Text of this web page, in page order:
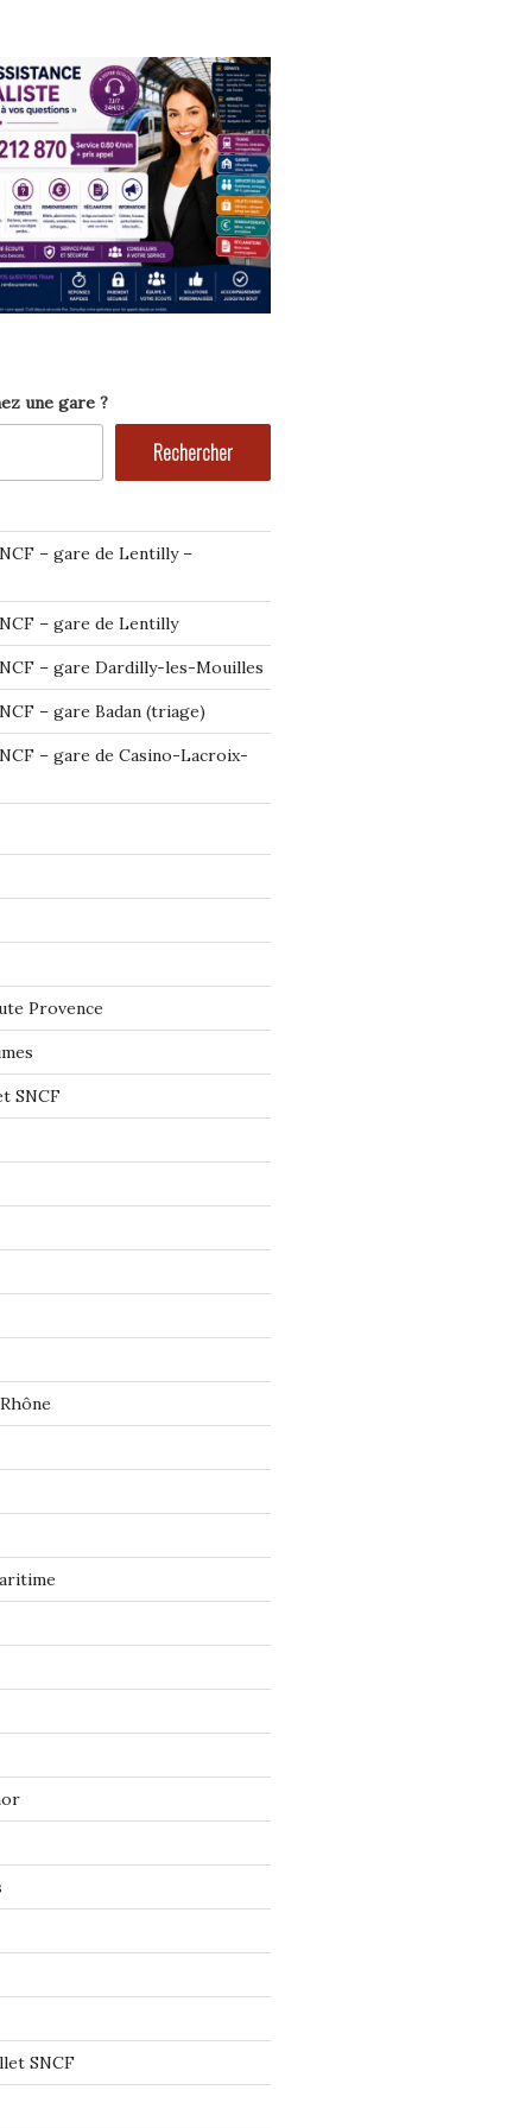
une gare ?
Rechercher
– gare de Lentilly –
– gare de Lentilly
– gare Dardilly-les-Mouilles
– gare Badan (triage)
– gare de Casino-Lacroix-
Provence
SNCF
SNCF